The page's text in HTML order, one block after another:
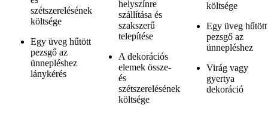
szétszerelésének
költsége
Egy üveg hűtött
pezsgő az
ünnepléshez
lánykérés
helyszínre
szállítása és
szakszerű
telepítése
A dekorációs
elemek össze-
és
szétszerelésének
költsége
költsége
Egy üveg hűtött
pezsgő az
ünnepléshez
Virág vagy
gyertya
dekoráció